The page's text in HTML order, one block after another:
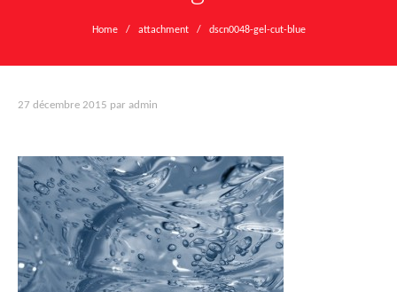
Home/ attachment / dscn0048-gel-cut-blue
27 décembre 2015 par admin